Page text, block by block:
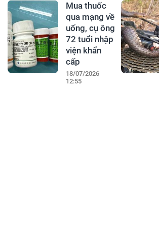
Mua thuốc
qua mạng về
uống, cụ ông
72 tuổi nhập
viện khẩn
cấp
18/07/2026
12:55